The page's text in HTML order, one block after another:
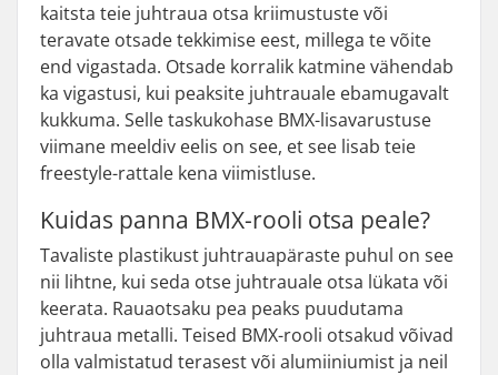
kaitsta teie juhtraua otsa kriimustuste või
teravate otsade tekkimise eest, millega te võite
end vigastada. Otsade korralik katmine vähendab
ka vigastusi, kui peaksite juhtrauale ebamugavalt
kukkuma. Selle taskukohase BMX-lisavarustuse
viimane meeldiv eelis on see, et see lisab teie
freestyle-rattale kena viimistluse.
Kuidas panna BMX-rooli otsa peale?
Tavaliste plastikust juhtrauapäraste puhul on see
nii lihtne, kui seda otse juhtrauale otsa lükata või
keerata. Rauaotsaku pea peaks puudutama
juhtraua metalli. Teised BMX-rooli otsakud võivad
olla valmistatud terasest või alumiiniumist ja neil